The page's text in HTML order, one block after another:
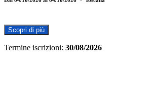
Scopri di più
Termine iscrizioni: 30/08/2026